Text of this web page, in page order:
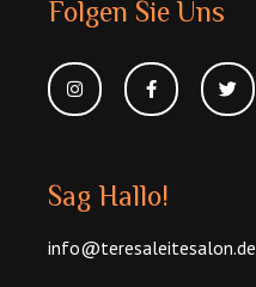
Folgen Sie Uns
Sag Hallo!
info@teresaleitesalon.de